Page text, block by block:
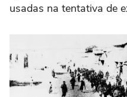
usadas na tentativa de